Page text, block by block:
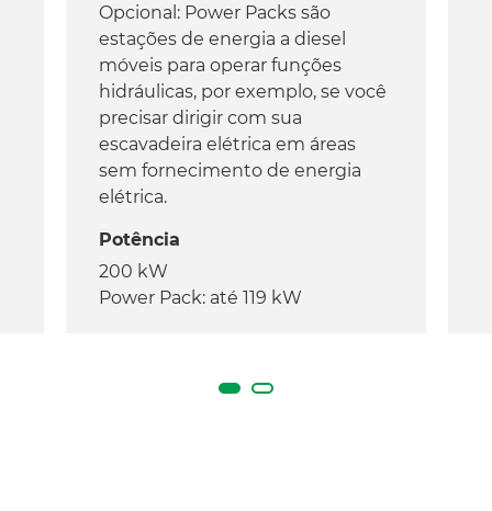
Opcional: Power Packs são
estações de energia a diesel
móveis para operar funções
hidráulicas, por exemplo, se você
precisar dirigir com sua
escavadeira elétrica em áreas
sem fornecimento de energia
elétrica.
Potência
200 kW
Power Pack: até 119 kW